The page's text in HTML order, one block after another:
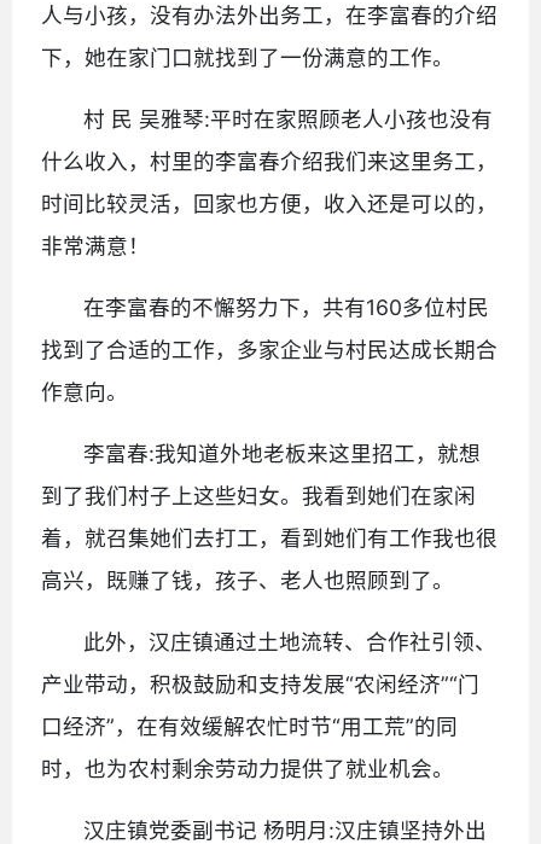
人与小孩，没有办法外出务工，在李富春的介绍
下，她在家门口就找到了一份满意的工作。
村 民 吴雅琴:平时在家照顾老人小孩也没有
什么收入，村里的李富春介绍我们来这里务工，
时间比较灵活，回家也方便，收入还是可以的，
非常满意！
在李富春的不懈努力下，共有160多位村民
找到了合适的工作，多家企业与村民达成长期合
作意向。
李富春:我知道外地老板来这里招工，就想
到了我们村子上这些妇女。我看到她们在家闲
着，就召集她们去打工，看到她们有工作我也很
高兴，既赚了钱，孩子、老人也照顾到了。
此外，汉庄镇通过土地流转、合作社引领、
产业带动，积极鼓励和支持发展“农闲经济”“门
口经济”，在有效缓解农忙时节“用工荒”的同
时，也为农村剩余劳动力提供了就业机会。
汉庄镇党委副书记 杨明月:汉庄镇坚持外出